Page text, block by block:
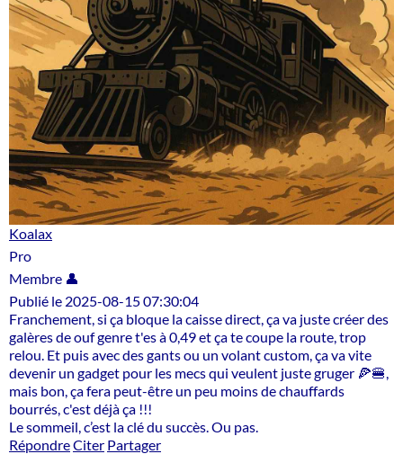
Koalax
Pro
Membre 👤
Publié le 2025-08-15 07:30:04
Franchement, si ça bloque la caisse direct, ça va juste créer des
galères de ouf genre t'es à 0,49 et ça te coupe la route, trop
relou. Et puis avec des gants ou un volant custom, ça va vite
devenir un gadget pour les mecs qui veulent juste gruger 🍕🍔,
mais bon, ça fera peut-être un peu moins de chauffards
bourrés, c'est déjà ça !!!
Le sommeil, c’est la clé du succès. Ou pas.
RépondreCiter Partager